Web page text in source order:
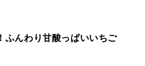
ふんわり甘酸っぱいいちご